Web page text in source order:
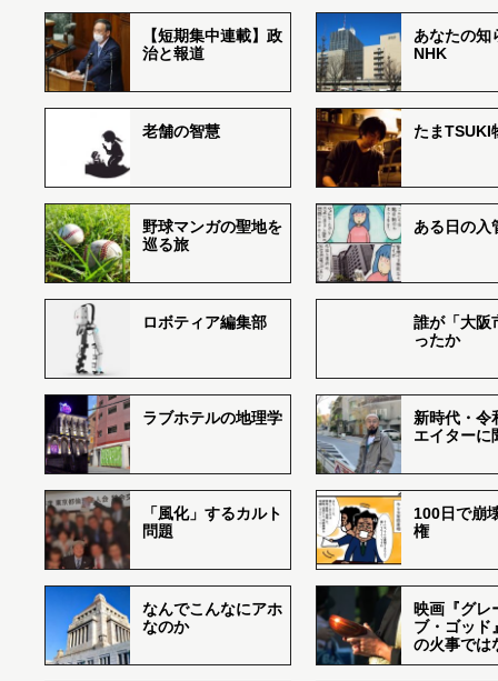
【短期集中連載】政
治と報道
あなたの知
NHK
老舗の智慧 たまTSUKI
野球マンガの聖地を
巡る旅
ある日の入
ロボティア編集部
誰が「大阪
ったか
ラブホテルの地理学
新時代・令
エイターに
「風化」するカルト
問題
100日で崩
権
なんでこんなにアホ
なのか
映画『グレ
ブ・ゴッド
の火事では